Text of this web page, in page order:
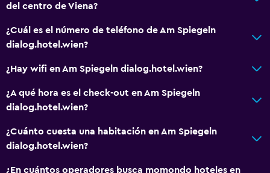
del centro de Viena?
¿Cuál es el número de teléfono de Am Spiegeln
dialog.hotel.wien?
¿Hay wifi en Am Spiegeln dialog.hotel.wien?
¿A qué hora es el check-out en Am Spiegeln
dialog.hotel.wien?
¿Cuánto cuesta una habitación en Am Spiegeln
dialog.hotel.wien?
¿En cuántos operadores busca momondo hoteles en